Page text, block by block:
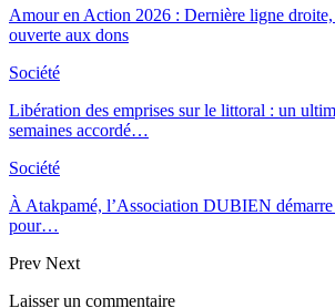
Amour en Action 2026 : Dernière ligne
ouverte aux dons
Société
Libération des emprises sur le littoral : un
semaines accordé…
Société
À Atakpamé, l’Association DUBIEN
pour…
Prev Next
Laisser un commentaire